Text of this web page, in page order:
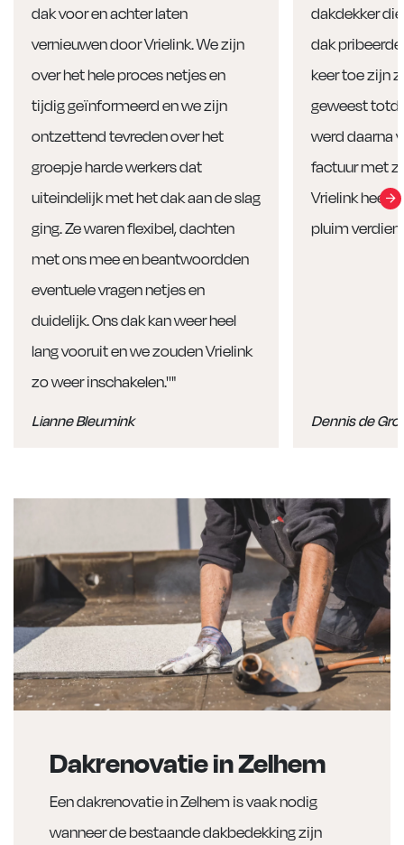
dak voor en achter laten
vernieuwen door Vrielink. We zijn
over het hele proces netjes en
tijdig geïnformeerd en we zijn
ontzettend tevreden over het
groepje harde werkers dat
uiteindelijk met het dak aan de slag
ging. Ze waren flexibel, dachten
met ons mee en beantwoordden
eventuele vragen netjes en
duidelijk. Ons dak kan weer heel
lang vooruit en we zouden Vrielink
zo weer inschakelen.''"
Lianne Bleumink
dakdekker
dak
keer toe zijn
geweest
werd daarna
factuur met
Vrielink heeft
pluim
Dennis de
Dakrenovatie in Zelhem
Een dakrenovatie in Zelhem is vaak nodig
wanneer de bestaande dakbedekking zijn